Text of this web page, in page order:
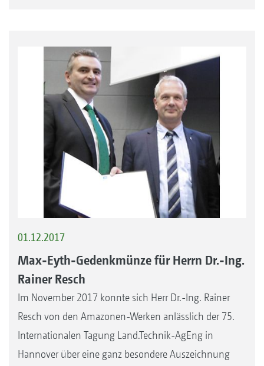
01.12.2017
Max-Eyth-Gedenkmünze für Herrn Dr.-Ing.
Rainer Resch
Im November 2017 konnte sich Herr Dr.-Ing. Rainer
Resch von den Amazonen-Werken anlässlich der 75.
Internationalen Tagung Land.Technik-AgEng in
Hannover über eine ganz besondere Auszeichnung